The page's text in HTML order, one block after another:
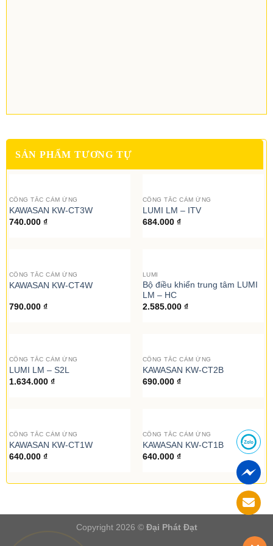
SẢN PHẨM TƯƠNG TỰ
CÔNG TẮC CẢM ỨNG
KAWASAN KW-CT3W
740.000 ₫
CÔNG TẮC CẢM ỨNG
LUMI LM – ITV
684.000 ₫
CÔNG TẮC CẢM ỨNG
KAWASAN KW-CT4W
790.000 ₫
LUMI
Bộ điều khiển trung tâm LUMI
LM – HC
2.585.000 ₫
CÔNG TẮC CẢM ỨNG
LUMI LM – S2L
1.634.000 ₫
CÔNG TẮC CẢM ỨNG
KAWASAN KW-CT2B
690.000 ₫
CÔNG TẮC CẢM ỨNG
KAWASAN KW-CT1W
640.000 ₫
CÔNG TẮC CẢM ỨNG
KAWASAN KW-CT1B
640.000 ₫
Copyright 2026 © Đại Phát Đạt